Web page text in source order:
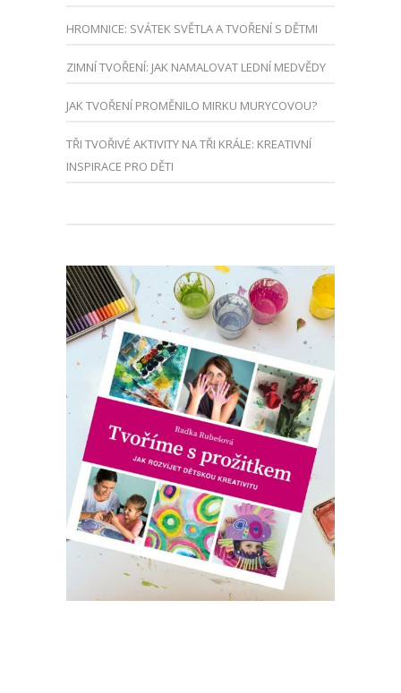
HROMNICE: SVÁTEK SVĚTLA A TVOŘENÍ S DĚTMI
ZIMNÍ TVOŘENÍ: JAK NAMALOVAT LEDNÍ MEDVĚDY
JAK TVOŘENÍ PROMĚNILO MIRKU MURYCOVOU?
TŘI TVOŘIVÉ AKTIVITY NA TŘI KRÁLE: KREATIVNÍ
INSPIRACE PRO DĚTI